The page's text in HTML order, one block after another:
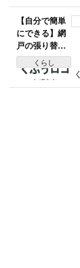
【自分で簡単
にできる】網
戸の張り替え
方の手順と失
敗しないコツ
を解説！
くらし